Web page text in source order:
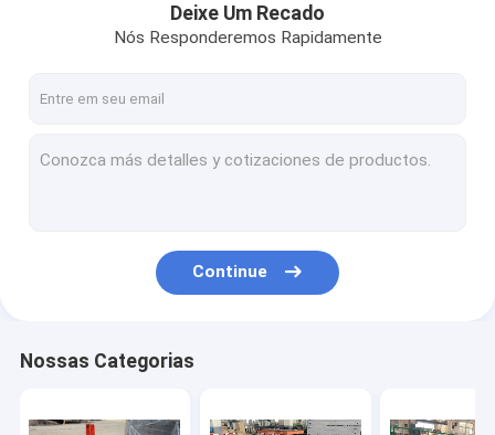
Produtos
Deixe Um Recado
Nós Responderemos Rapidamente
Continue
Nossas Categorias